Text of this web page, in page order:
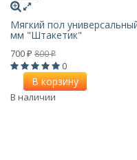
Мягкий пол
мм "Штакетик"
700 ₽ 800₽
0
В корзину
В наличии